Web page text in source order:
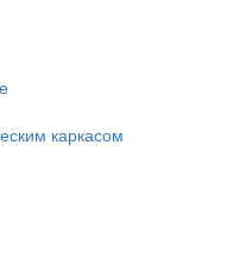
каркасом